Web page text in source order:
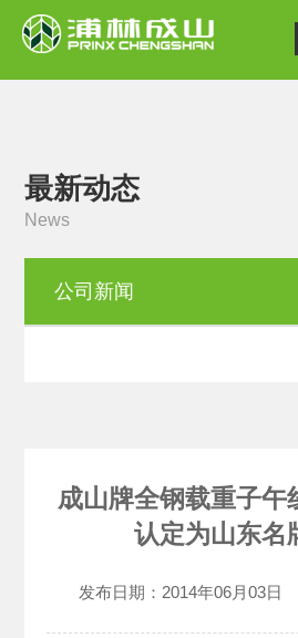
最新动态
News
公司新闻
成山牌全钢载重子午
认定为山东名
发布日期： 2014年06月03日